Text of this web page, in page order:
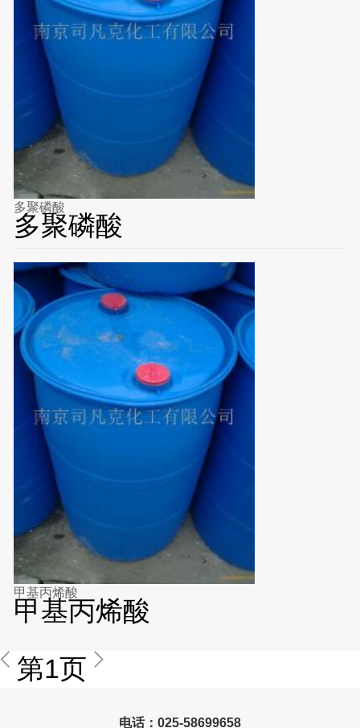
多聚磷酸
多聚磷酸
甲基丙烯酸
甲基丙烯酸
第1页
电话：025-58699658